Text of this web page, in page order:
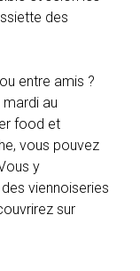
des
entre amis ?
au
food et
vous pouvez
y
viennoiseries
sur